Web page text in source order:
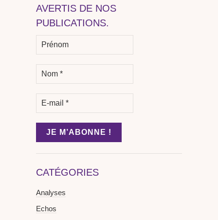
AVERTIS DE NOS
PUBLICATIONS.
CATÉGORIES
Analyses
Echos